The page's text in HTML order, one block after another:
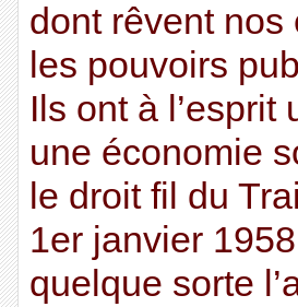
dont rêvent
les pouvoirs
Ils ont à l’esprit
une économie
le droit fil du
1er janvier
quelque sorte